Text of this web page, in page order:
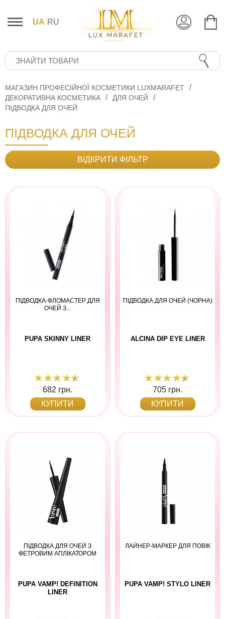
UA RU
МАГАЗИН ПРОФЕСІЙНОЇ КОСМЕТИКИ LUXMARAFET
ДЕКОРАТИВНА КОСМЕТИКА
ДЛЯ ОЧЕЙ
ПІДВОДКА ДЛЯ ОЧЕЙ
ПІДВОДКА ДЛЯ ОЧЕЙ
ВІДКРИТИ ФІЛЬТР
ПІДВОДКА-ФЛОМАСТЕР ДЛЯ
ОЧЕЙ З...
PUPA SKINNY LINER
682 грн.
КУПИТИ
ПІДВОДКА ДЛЯ ОЧЕЙ (ЧОРНА)
ALCINA DIP EYE LINER
705 грн.
КУПИТИ
ПІДВОДКА ДЛЯ ОЧЕЙ З
ФЕТРОВИМ АПЛІКАТОРОМ
PUPA VAMP! DEFINITION
LINER
ЛАЙНЕР-МАРКЕР ДЛЯ ПОВІК
PUPA VAMP! STYLO LINER